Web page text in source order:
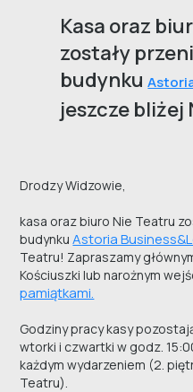
Kasa oraz
zostały
budynku
jeszcze bliżej
Drodzy Widzowie,
kasa oraz biuro Nie Teatru
budynkuAstoria
Teatru! Zapraszamy
Kościuszki lub narożnym
pamiątkami.
Godziny pracy kasy
wtorki i czwartki w godz.
każdym wydarzeniem (2.
Teatru).